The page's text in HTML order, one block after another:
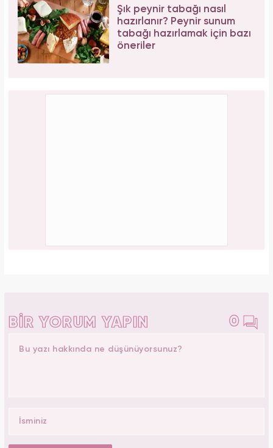
Şık peynir tabağı nasıl
hazırlanır? Peynir sunum
tabağı hazırlamak için bazı
öneriler
BİR YORUM YAPIN 0